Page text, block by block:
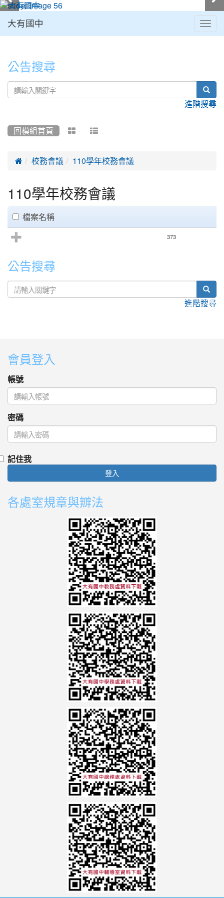
大有國中
公告搜尋
進階搜尋
回模組首頁  
 校務會議 110學年校務會議
110學年校務會議
clickAll
檔案名稱
373
公告搜尋
進階搜尋
會員登入
帳號
密碼
記住我
登入
各處室規章與辧法